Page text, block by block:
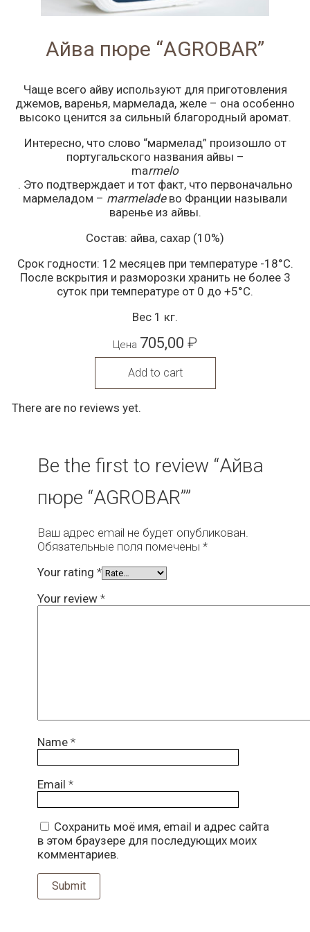
Айва пюре “AGROBAR”
Вес 1 кг.
Чаще всего айву используют для приготовления
джемов, варенья, мармелада, желе – она особенно
высоко ценится за сильный благородный аромат.
Интересно, что слово “мармелад” произошло от
португальского названия айвы –
marmelo
. Это подтверждает и тот факт, что первоначально
мармеладом – marmeladeво Франции называли
варенье из айвы.
Состав: айва, сахар (10%)
Срок годности: 12 месяцев при температуре -18°C.
После вскрытия и разморозки хранить не более 3
суток при температуре от 0 до +5°C.
Цена 705,00 ₽
Add to cart
There are no reviews yet.
Be the first to review “Айва
пюре “AGROBAR””
Ваш адрес email не будет опубликован.
Обязательные поля помечены *
Your rating *
Your review *
Name *
Email *
Сохранить моё имя, email и адрес сайта
в этом браузере для последующих моих
комментариев.